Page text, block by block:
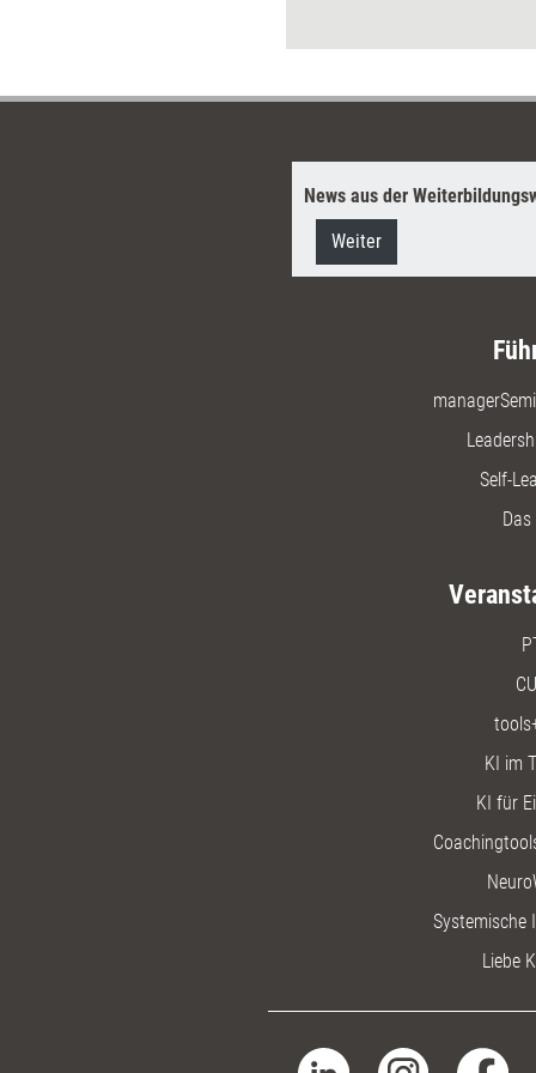
News aus der
Weiter
Self-
KI im
KI für
Systemische
Liebe